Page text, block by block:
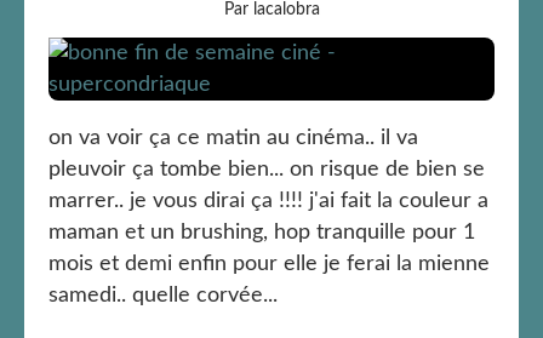
Par lacalobra
on va voir ça ce matin au cinéma.. il va
pleuvoir ça tombe bien... on risque de bien se
marrer.. je vous dirai ça !!!! j'ai fait la couleur a
maman et un brushing, hop tranquille pour 1
mois et demi enfin pour elle je ferai la mienne
samedi.. quelle corvée...